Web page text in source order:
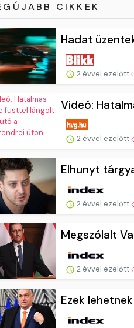
CIKKEK
Hadat
2 évvel ezelőtt
Videó:
2 évvel ezelőtt
Elhunyt
2 évvel ezelőtt
Megszólalt
2 évvel ezelőtt
Ezek